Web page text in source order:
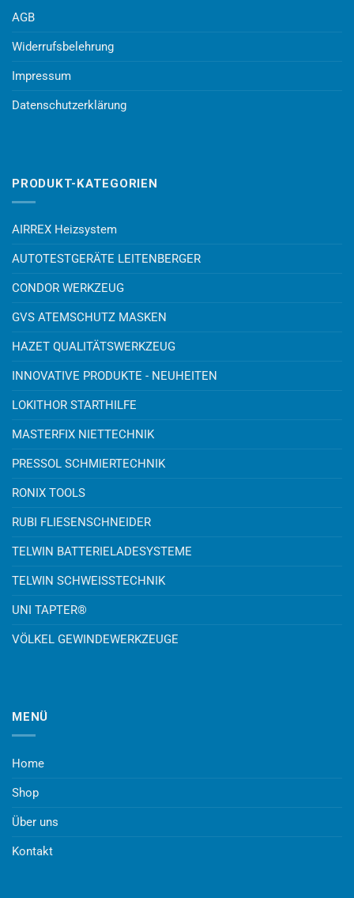
AGB
Widerrufsbelehrung
Impressum
Datenschutzerklärung
PRODUKT-KATEGORIEN
AIRREX Heizsystem
AUTOTESTGERÄTE LEITENBERGER
CONDOR WERKZEUG
GVS ATEMSCHUTZ MASKEN
HAZET QUALITÄTSWERKZEUG
INNOVATIVE PRODUKTE - NEUHEITEN
LOKITHOR STARTHILFE
MASTERFIX NIETTECHNIK
PRESSOL SCHMIERTECHNIK
RONIX TOOLS
RUBI FLIESENSCHNEIDER
TELWIN BATTERIELADESYSTEME
TELWIN SCHWEISSTECHNIK
UNI TAPTER®
VÖLKEL GEWINDEWERKZEUGE
MENÜ
Home
Shop
Über uns
Kontakt